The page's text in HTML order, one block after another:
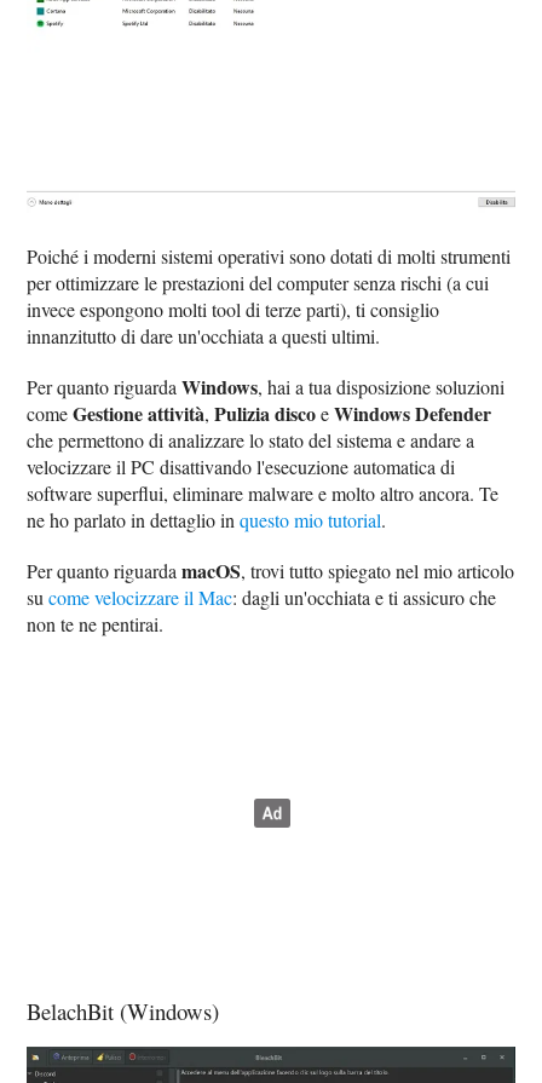
Poiché i moderni sistemi operativi sono dotati di molti strumenti
per ottimizzare le prestazioni del computer senza rischi (a cui
invece espongono molti tool di terze parti), ti consiglio
innanzitutto di dare un'occhiata a questi ultimi.
Per quanto riguardaWindows, hai a tua disposizione soluzioni
comeGestione attività,Pulizia discoeWindows Defender
che permettono di analizzare lo stato del sistema e andare a
velocizzare il PC disattivando l'esecuzione automatica di
software superflui, eliminare malware e molto altro ancora. Te
ne ho parlato in dettaglio inquesto mio tutorial.
Per quanto riguardamacOS, trovi tutto spiegato nel mio articolo
sucome velocizzare il Mac: dagli un'occhiata e ti assicuro che
non te ne pentirai.
BelachBit (Windows)